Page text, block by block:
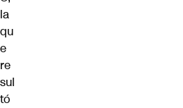
la
qu
e
re
sul
tó